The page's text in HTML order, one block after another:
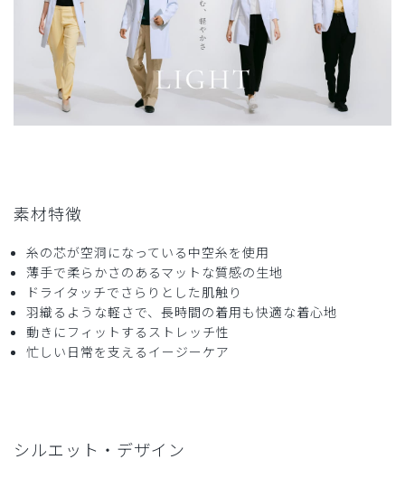
素材特徴
糸の芯が空洞になっている中空糸を使用
薄手で柔らかさのあるマットな質感の生地
ドライタッチでさらりとした肌触り
羽織るような軽さで、長時間の着用も快適な着心地
動きにフィットするストレッチ性
忙しい日常を支えるイージーケア
シルエット・デザイン